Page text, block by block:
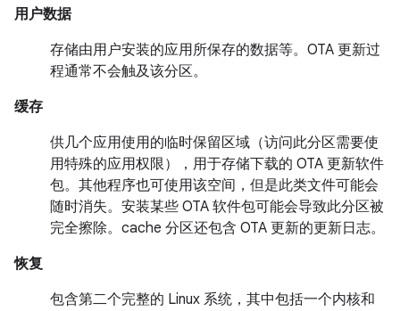
用户数据
存储由用户安装的应用所保存的数据等。OTA 更新过
程通常不会触及该分区。
缓存
供几个应用使用的临时保留区域（访问此分区需要使
用特殊的应用权限），用于存储下载的 OTA 更新软件
包。其他程序也可使用该空间，但是此类文件可能会
随时消失。安装某些 OTA 软件包可能会导致此分区被
完全擦除。cache 分区还包含 OTA 更新的更新日志。
恢复
包含第二个完整的 Linux 系统，其中包括一个内核和